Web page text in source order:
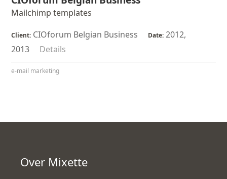
Mailchimp templates
Client: CIOforum Belgian Business Date: 2012,
2013
Details
e-mail marketing
Over Mixette